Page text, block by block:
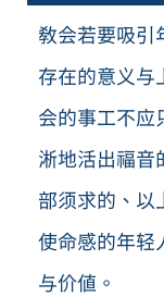
教会若要吸引
存在的意义与
会的事工不应
淅地活出福音
部须求的、以
使命感的年轻
与价值。